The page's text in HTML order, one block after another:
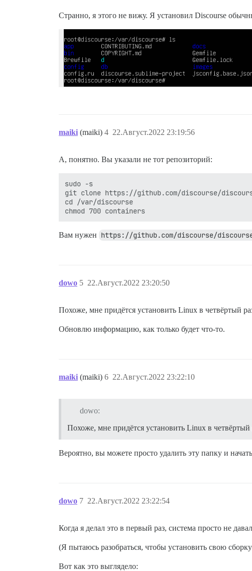
Странно, я этого не вижу. Я установил Discourse
maiki (maiki) 22.Август.2022 23:19:56
4
А, понятно. Вы указали не тот репозиторий:
sudo -s
git clone https://github.com/discourse/
cd /var/discourse
Вам нужен https://github.com/discourse/
dowo 22.Август.2022 23:20:50
5
Похоже, мне придётся установить Linux в четвёртый
Обновлю информацию, как только будет что-то.
maiki (maiki) 22.Август.2022 23:22:10
6
dowo:
Похоже, мне придётся установить Linux в четвёртый
Вероятно, вы можете просто удалить эту папку и
dowo 22.Август.2022 23:22:54
7
Когда я делал это в первый раз, система просто не
(Я пытаюсь разобраться, чтобы установить свою
Вот как это выглядело: